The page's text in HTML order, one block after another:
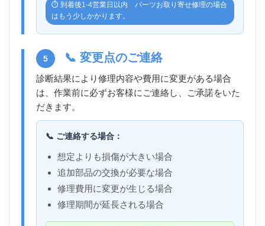
⏱️ 到着後1-4営業日以内 パーツお取り寄せ修理の場合
はもう少しかかります。
5 📞 変更点のご連絡
診断結果により修理内容や費用に変更がある場合
は、作業前に必ずお客様にご連絡し、ご承諾をいた
だきます。
📞 ご連絡する場合：
想定よりも損傷が大きい場合
追加部品の交換が必要な場合
修理費用に変更が生じる場合
修理期間が延長される場合